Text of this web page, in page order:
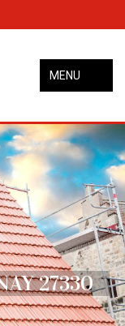
MENU
27330